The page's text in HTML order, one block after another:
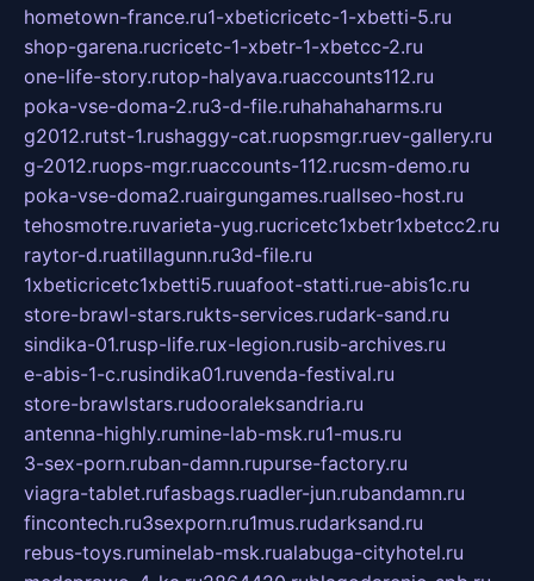
hometown-france.ru1-xbeticricetc-1-xbetti-5.ru
shop-garena.rucricetc-1-xbetr-1-xbetcc-2.ru
one-life-story.rutop-halyava.ruaccounts112.ru
poka-vse-doma-2.ru3-d-file.ruhahahaharms.ru
g2012.rutst-1.rushaggy-cat.ruopsmgr.ruev-gallery.ru
g-2012.ruops-mgr.ruaccounts-112.rucsm-demo.ru
poka-vse-doma2.ruairgungames.ruallseo-host.ru
tehosmotre.ruvarieta-yug.rucricetc1xbetr1xbetcc2.ru
raytor-d.ruatillagunn.ru3d-file.ru
1xbeticricetc1xbetti5.ruuafoot-statti.rue-abis1c.ru
store-brawl-stars.rukts-services.rudark-sand.ru
sindika-01.rusp-life.rux-legion.rusib-archives.ru
e-abis-1-c.rusindika01.ruvenda-festival.ru
store-brawlstars.rudooraleksandria.ru
antenna-highly.rumine-lab-msk.ru1-mus.ru
3-sex-porn.ruban-damn.rupurse-factory.ru
viagra-tablet.rufasbags.ruadler-jun.rubandamn.ru
fincontech.ru3sexporn.ru1mus.rudarksand.ru
rebus-toys.ruminelab-msk.rualabuga-cityhotel.ru